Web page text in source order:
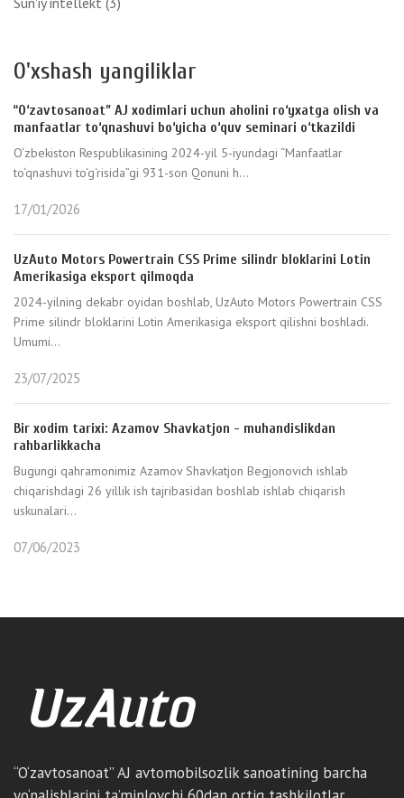
O'xshash yangiliklar
“O‘zavtosanoat” AJ xodimlari uchun aholini ro‘yxatga olish va
manfaatlar to‘qnashuvi bo‘yicha o‘quv seminari o‘tkazildi
O‘zbekiston Respublikasining 2024-yil 5-iyundagi “Manfaatlar
to‘qnashuvi to‘g‘risida”gi 931-son Qonuni h...
17/01/2026
UzAuto Motors Powertrain CSS Prime silindr bloklarini Lotin
Amerikasiga eksport qilmoqda
2024-yilning dekabr oyidan boshlab, UzAuto Motors Powertrain CSS
Prime silindr bloklarini Lotin Amerikasiga eksport qilishni boshladi.
Umumi...
23/07/2025
Bir xodim tarixi: Azamov Shavkatjon - muhandislikdan
rahbarlikkacha
Bugungi qahramonimiz Azamov Shavkatjon Begjonovich ishlab
chiqarishdagi 26 yillik ish tajribasidan boshlab ishlab chiqarish
uskunalari...
07/06/2023
“O‘zavtosanoat” AJ avtomobilsozlik sanoatining barcha